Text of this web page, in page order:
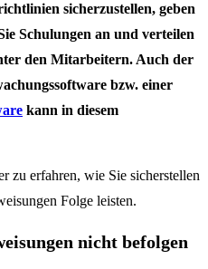
sicherzustellen, geben
Schulungen an und verteilen
den Mitarbeitern. Auch der
bzw. einer
kann in diesem
zu erfahren, wie Sie sicherstellen
Folge leisten.
nicht befolgen